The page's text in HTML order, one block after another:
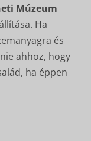
Múzeum
Ha
és
ahhoz, hogy
ha éppen